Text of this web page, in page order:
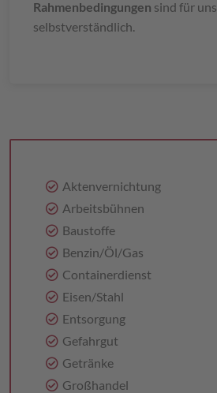
Rahmenbedingungen sind für uns
selbstverständlich.
Akten­ver­nichtung
Arbeits­bühnen
Baustoffe
Benzin/Öl/Gas
Containerdienst
Eisen/Stahl
Entsorgung
Gefahrgut
Getränke
Großhandel